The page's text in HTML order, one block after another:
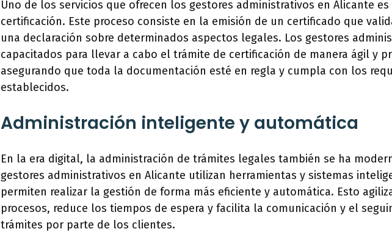
Uno de los servicios que ofrecen los gestores administrativos en Alicante
certificación. Este proceso consiste en la emisión de un certificado que
una declaración sobre determinados aspectos legales. Los gestores
capacitados para llevar a cabo el trámite de certificación de manera ágil y
asegurando que toda la documentación esté en regla y cumpla con los
establecidos.
Administración inteligente y automática
En la era digital, la administración de trámites legales también se ha
gestores administrativos en Alicante utilizan herramientas y sistemas
permiten realizar la gestión de forma más eficiente y automática. Esto
procesos, reduce los tiempos de espera y facilita la comunicación y el
trámites por parte de los clientes.